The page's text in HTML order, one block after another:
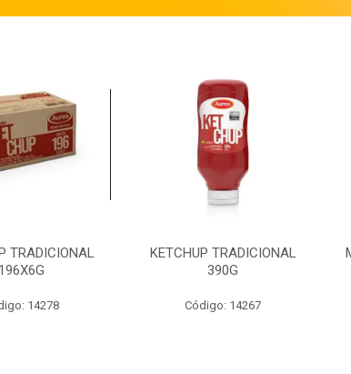
TRADICIONAL
196X6G
14278
KETCHUP TRADICIONAL
390G
Código: 14267